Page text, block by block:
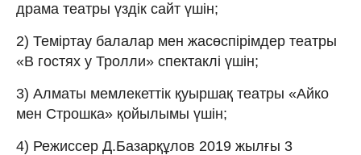
драма театры үздік сайт үшін;
2) Теміртау балалар мен жасөспірімдер театры
«В гостях у Тролли» спектаклі үшін;
3) Алматы мемлекеттік қуыршақ театры «Айко
мен Строшка» қойылымы үшін;
4) Режиссер Д.Базарқұлов 2019 жылғы 3